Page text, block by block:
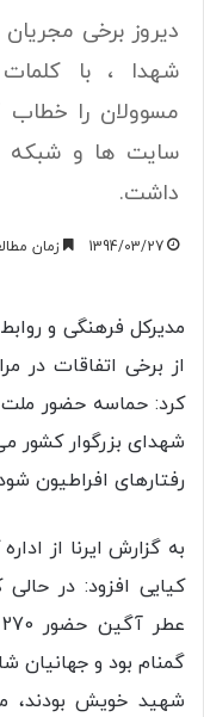
دیروز برخی
شهدا ، با
مسوولان را خطاب
سایت ها و شبکه
داشت.
1394/03/27 زمان
مدیرکل فرهنگی و
از برخی اتفاقات در
کرد: حماسه حضور
شهدای بزرگوار کشور
رفتارهای افراطیون
به گزارش ایرنا از
کیایی افزود: در
گمنام بود و جهانیان
شهید خویش بودند،